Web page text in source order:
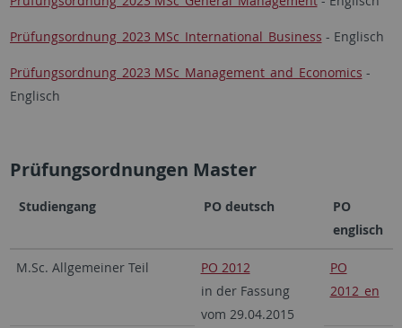
Prüfungsordnung_2023 MSc_International_Business - Englisch
Prüfungsordnung_2023 MSc_Management_and_Economics -
Englisch
Prüfungsordnungen Master
Studiengang PO deutsch
PO
englisch
M.Sc. Allgemeiner Teil
PO 2012
in der Fassung
vom 29.04.2015
PO
2012_en